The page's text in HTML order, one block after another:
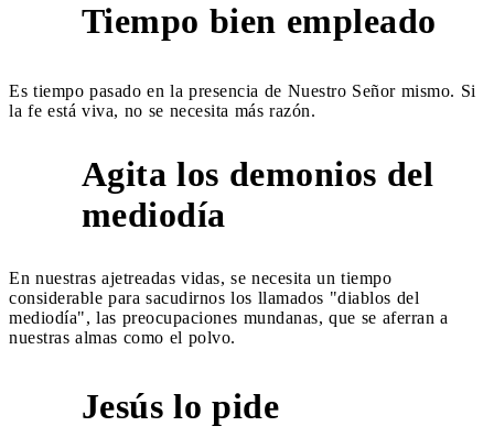
Tiempo bien empleado
Es tiempo pasado en la presencia de Nuestro Señor mismo. Si
la fe está viva, no se necesita más razón.
Agita los demonios del
mediodía
En nuestras ajetreadas vidas, se necesita un tiempo
considerable para sacudirnos los llamados "diablos del
mediodía", las preocupaciones mundanas, que se aferran a
nuestras almas como el polvo.
Jesús lo pide